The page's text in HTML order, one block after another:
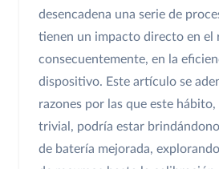
desencadena una serie de
tienen un impacto directo en el
consecuentemente, en la
dispositivo. Este artículo se
razones por las que este
trivial, podría estar
de batería mejorada,